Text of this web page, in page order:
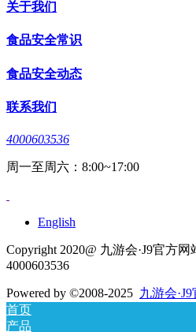
关于我们
食品安全常识
食品安全动态
联系我们
4000603536
周一至周六：8:00~17:00
English
Copyright 2020@ 九游会·J9官方
4000603536
Powered by ©2008-2025 九游会
首页
产品